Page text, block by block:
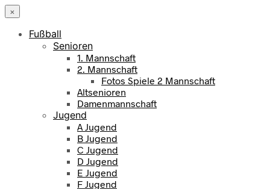
×
Fußball
Senioren
1. Mannschaft
2. Mannschaft
Fotos Spiele 2 Mannschaft
Altsenioren
Damenmannschaft
Jugend
A Jugend
B Jugend
C Jugend
D Jugend
E Jugend
F Jugend